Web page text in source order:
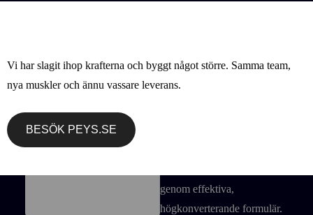
formulär
Vårt automatiserade
genom effektiva,
högkonverterande formulär.
Vi har slagit ihop krafterna och byggt något större. Samma team,
nya muskler och ännu vassare leverans.
BESÖK PEYS.SE